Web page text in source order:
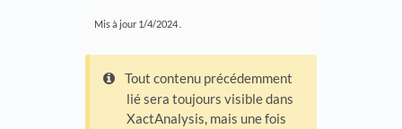
Mis à jour 1/4/2024
Tout contenu précédemment
lié sera toujours visible dans
XactAnalysis, mais une fois